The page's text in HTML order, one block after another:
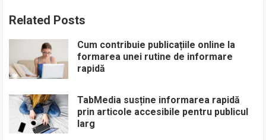
Related Posts
Cum contribuie publicațiile online la
formarea unei rutine de informare
rapidă
TabMedia susține informarea rapidă
prin articole accesibile pentru publicul
larg